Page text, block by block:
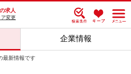
の求人
変更
企業情報
最新情報です